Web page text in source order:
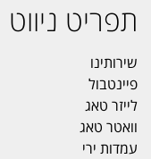
תפריט ניווט
שירותינו
פיינטבול
לייזר טאג
וואטר טאג
עמדות ירי